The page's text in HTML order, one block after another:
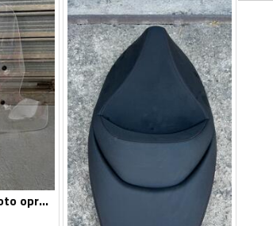
Vizir za motor - Moto oprema